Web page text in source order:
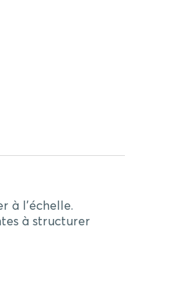
à l’échelle.
à structurer